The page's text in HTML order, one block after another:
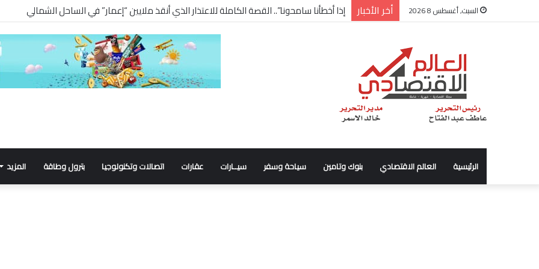
السبت, أغسطس 8 2026 أخر الأخبار شركة “Scope Developments” تعلن تولي أحمد كمال عيسى منصب الرئيس التنفيذي للقطاع التجاري
الرئيسية العالم الاقتصادي بنوك وتامين سياحة وسفر سيــارات عقارات اتصالات وتكنولوجيا بترول وطاقة المزيد